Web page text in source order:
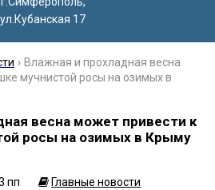
ул.Кубанская 17
› Влажная и прохладная весна
мучнистой росы на озимых в
весна может привести к
росы на озимых в Крыму
пп Главные новости